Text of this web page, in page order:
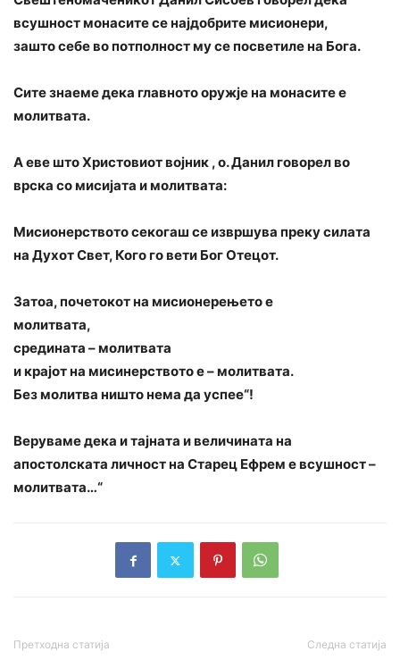
всушност монасите се најдобрите мисионери,
зашто себе во потполност му се посветиле на Бога.
Сите знаеме дека главното оружје на монасите е
молитвата.
А еве што Христовиот војник , о. Данил говорел во
врска со мисијата и молитвата:
Мисионeрството секогаш се извршува преку силата
на Духот Свет, Кого го вети Бог Отецот.
Затоа, почетокот на мисионерењето е
молитвата,
средината – молитвата
и крајот на мисинерството е – молитвата.
Без молитва ништо нема да успее“!
Веруваме дека и тајната и величината на
апостолската личност на Старец Ефрем е всушност –
молитвата…“
Претходна статија Следна статија